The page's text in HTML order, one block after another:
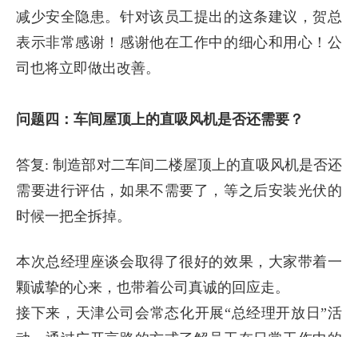
减少安全隐患。针对该员工提出的这条建议，贺总
表示非常感谢！感谢他在工作中的细心和用心！公
司也将立即做出改善。
问题四：车间屋顶上的直吸风机是否还需要？
答复: 制造部对二车间二楼屋顶上的直吸风机是否还
需要进行评估，如果不需要了，等之后安装光伏的
时候一把全拆掉。
本次总经理座谈会取得了很好的效果，大家带着一
颗诚挚的心来，也带着公司真诚的回应走。
接下来，天津公司会常态化开展“总经理开放日”活